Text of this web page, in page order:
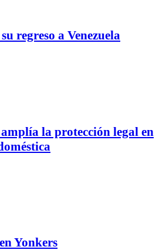
regreso a Venezuela
la protección legal en
Yonkers